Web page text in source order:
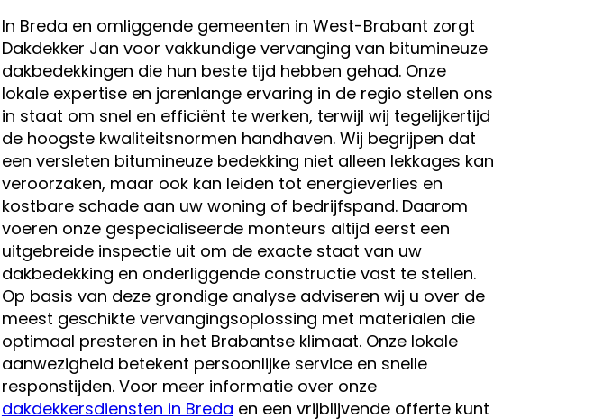
In Breda en omliggende gemeenten in West-Brabant zorgt
Dakdekker Jan voor vakkundige vervanging van bitumineuze
dakbedekkingen die hun beste tijd hebben gehad. Onze
lokale expertise en jarenlange ervaring in de regio stellen ons
in staat om snel en efficiënt te werken, terwijl wij tegelijkertijd
de hoogste kwaliteitsnormen handhaven. Wij begrijpen dat
een versleten bitumineuze bedekking niet alleen lekkages kan
veroorzaken, maar ook kan leiden tot energieverlies en
kostbare schade aan uw woning of bedrijfspand. Daarom
voeren onze gespecialiseerde monteurs altijd eerst een
uitgebreide inspectie uit om de exacte staat van uw
dakbedekking en onderliggende constructie vast te stellen.
Op basis van deze grondige analyse adviseren wij u over de
meest geschikte vervangingsoplossing met materialen die
optimaal presteren in het Brabantse klimaat. Onze lokale
aanwezigheid betekent persoonlijke service en snelle
responstijden. Voor meer informatie over onze
dakdekkersdiensten in Breda en een vrijblijvende offerte kunt